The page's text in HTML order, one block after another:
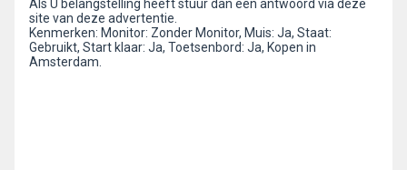
Als U belangstelling heeft stuur dan een antwoord via deze
site van deze advertentie.
Kenmerken: Monitor: Zonder Monitor, Muis: Ja, Staat:
Gebruikt, Start klaar: Ja, Toetsenbord: Ja, Kopen in
Amsterdam.